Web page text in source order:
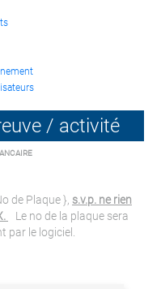
/ activité
de Plaque }, s.v.p. ne rien
Le no de la plaque sera
par le logiciel.